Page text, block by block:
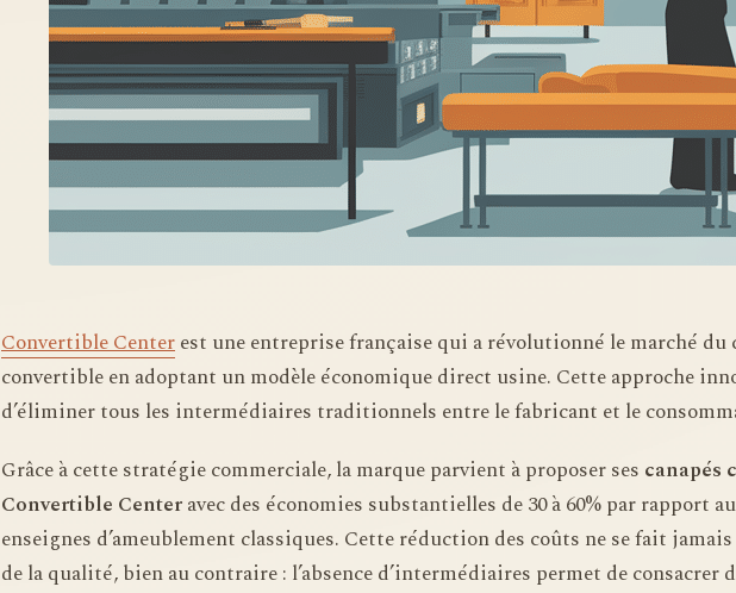
Convertible Centerest une entreprise française qui a révolutionné le marché du
convertible en adoptant un modèle économique direct usine. Cette approche
d’éliminer tous les intermédiaires traditionnels entre le fabricant et le
Grâce à cette stratégie commerciale, la marque parvient à proposer ses canapés
Convertible Centeravec des économies substantielles de 30 à 60% par rapport
enseignes d’ameublement classiques. Cette réduction des coûts ne se fait
de la qualité, bien au contraire : l’absence d’intermédiaires permet de consacrer